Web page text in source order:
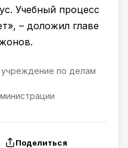
Учебный процесс
– доложил главе
по делам
Поделиться